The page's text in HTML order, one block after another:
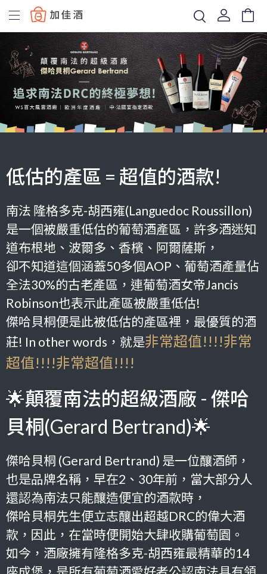
Baccus
低估的產區 = 超值的酒款!
南法 隆格多克-胡西雍(Languedoc Roussillon)
是一個被嚴重低估的葡萄酒產區，許多酒迷知
道布根地、波爾多、香檳、阿爾薩斯，
卻不知道這個涵蓋50多個AOP、葡萄酒產量佔
全法30%的古老產區，連葡萄酒女帝Jancis
Robinson也表示此產區被嚴重低估!
傑哈貝桐便是此被低估的產區裡，最優質的酒
莊! In other words ，就是非常超值!!!!非常
超值!!!!非常超值!!!!
🌟顛覆南法的超級酒廠 - 傑哈
貝桐(Gerard Bertrand)🌟
傑哈貝桐 (Gerard Bertrand) 是一位釀酒師，
也是品牌名稱，早在2、30年前，當大部分人
還認為南法只能釀造便宜的酒款時，
傑哈貝桐先生便立志釀出超越DRC的偉大酒
款，因此，在當時便開始大肆收購葡萄園。
如今， 酒廠擁有隆格多克-胡西雍最精華的14